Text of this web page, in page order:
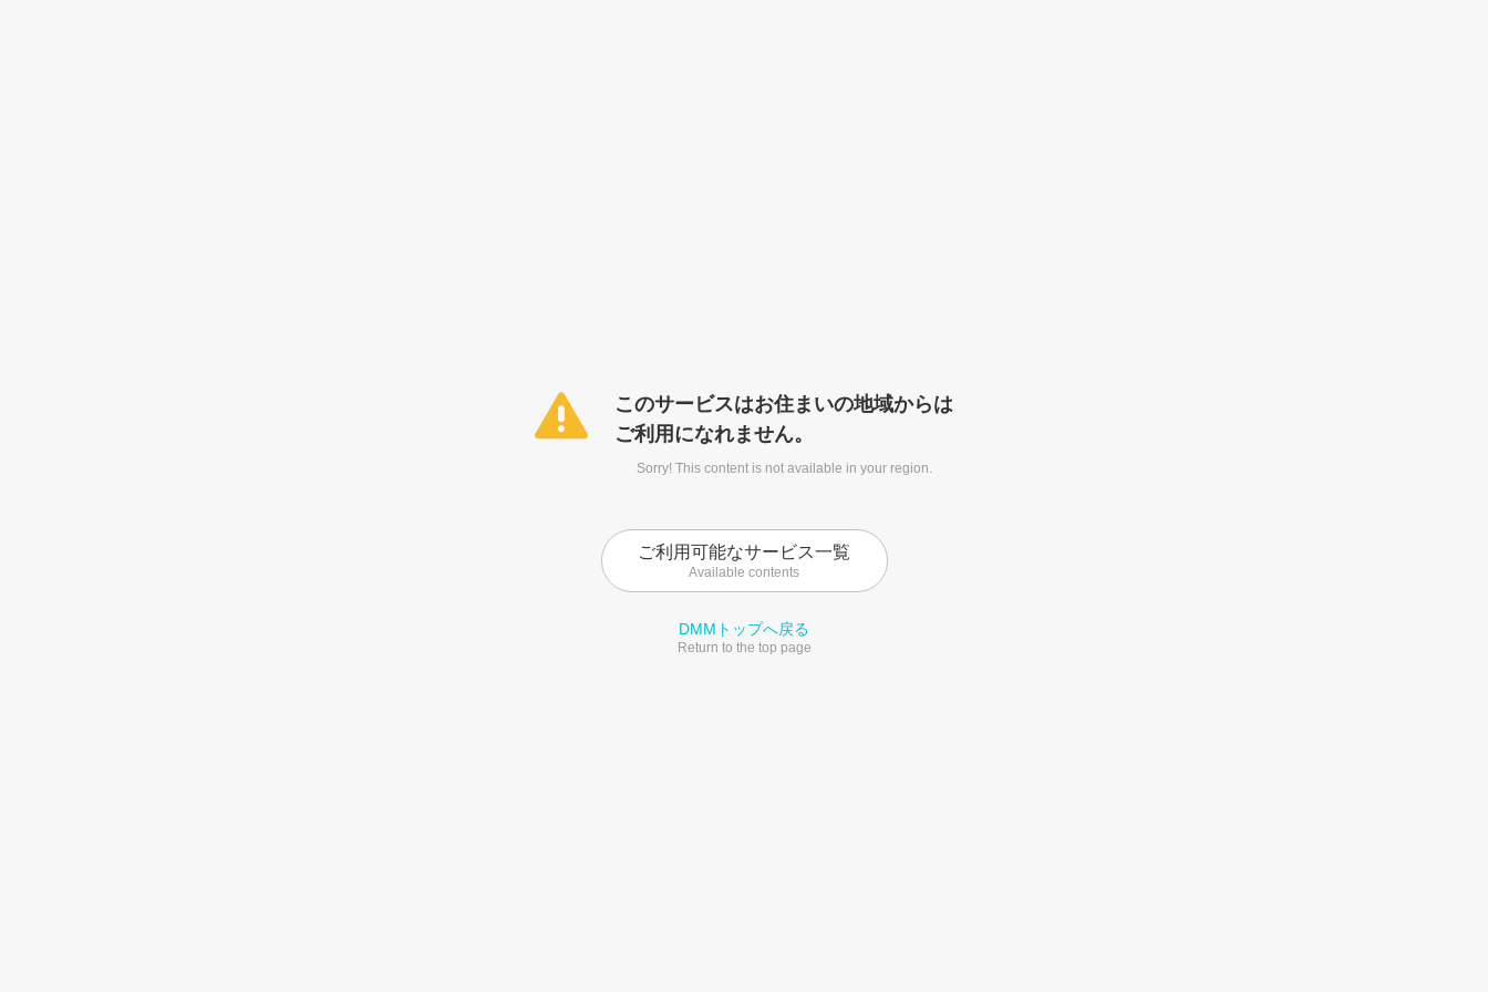
このサービスはお住まいの地域からは
ご利用になれません。
Sorry! This content is not available in your region.
ご利用可能なサービス一覧
Available contents
DMMトップへ戻る
Return to the top page